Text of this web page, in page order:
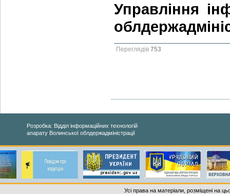
Управління
Переглядів 753
Розробка: Відділ інформаційних технологій
апарату Волинської облдержадміністрації
Усі права на матеріали, розміщені на